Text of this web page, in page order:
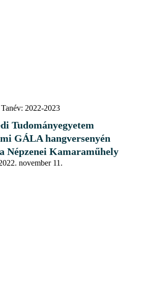
Tanév: 2022-2023
Tudományegyetem
GÁLA hangversenyén
Népzenei Kamaraműhely
november 11.